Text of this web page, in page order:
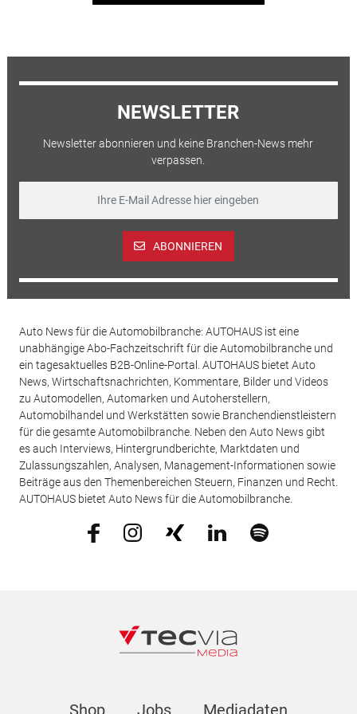
NEWSLETTER
Newsletter abonnieren und keine Branchen-News mehr
verpassen.
ABONNIEREN
Auto News für die Automobilbranche: AUTOHAUS ist eine
unabhängige Abo-Fachzeitschrift für die Automobilbranche und
ein tagesaktuelles B2B-Online-Portal. AUTOHAUS bietet Auto
News, Wirtschaftsnachrichten, Kommentare, Bilder und Videos
zu Automodellen, Automarken und Autoherstellern,
Automobilhandel und Werkstätten sowie Branchendienstleistern
für die gesamte Automobilbranche. Neben den Auto News gibt
es auch Interviews, Hintergrundberichte, Marktdaten und
Zulassungszahlen, Analysen, Management-Informationen sowie
Beiträge aus den Themenbereichen Steuern, Finanzen und Recht.
AUTOHAUS bietet Auto News für die Automobilbranche.